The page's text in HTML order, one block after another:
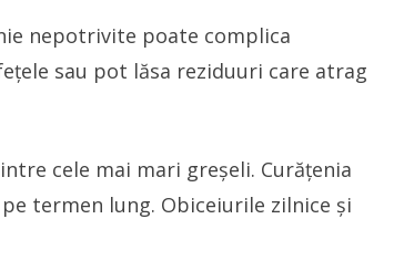
nepotrivite poate complica
sau pot lăsa reziduuri care atrag
cele mai mari greșeli. Curățenia
termen lung. Obiceiurile zilnice și